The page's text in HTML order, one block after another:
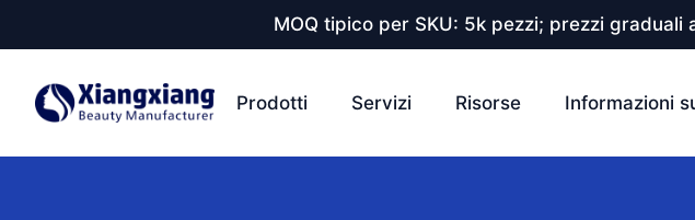
MOQ tipico per SKU: 5k pezzi; prezzi
Prodotti Servizi Risorse Informazioni